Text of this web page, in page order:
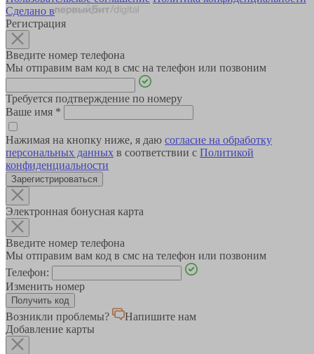
Сделано в
Регистрация
Введите номер телефона
Мы отправим вам код в смс на телефон или позвоним
Требуется подтверждение по номеру
Ваше имя *
Нажимая на кнопку ниже, я даю согласие на обработку
персональных данных в соответствии с Политикой
конфиденциальности
Зарегистрироваться
Электронная бонусная карта
Введите номер телефона
Мы отправим вам код в смс на телефон или позвоним
Телефон:
Изменить номер
Возникли проблемы?
Напишите нам
Добавление карты